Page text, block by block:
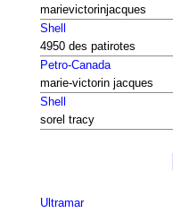
marievictorinjacques
Shell
4950 des patirotes
Petro-Canada
marie-victorin jacques
Shell
sorel tracy
Ultramar